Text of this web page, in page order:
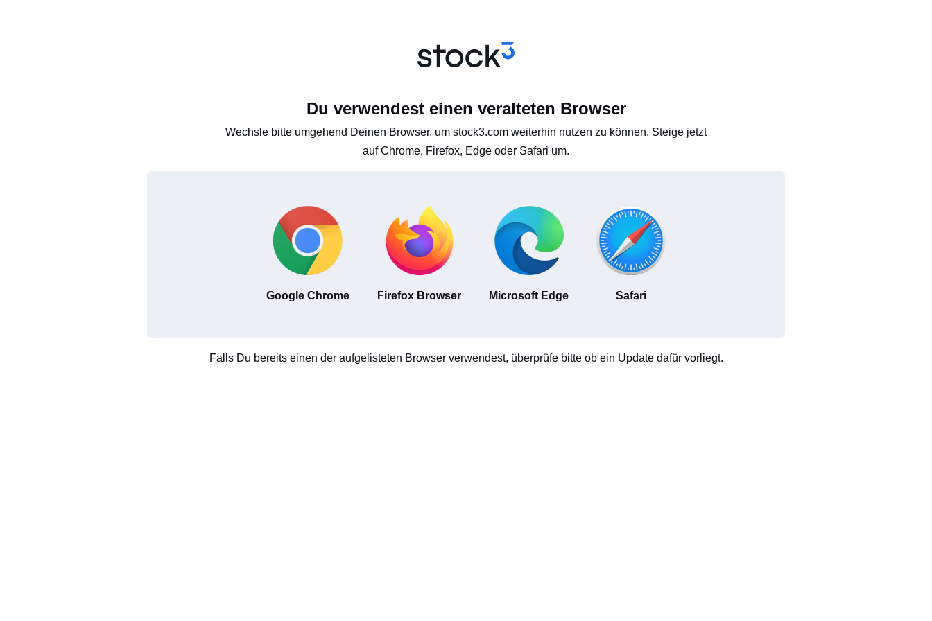
Du verwendest einen veralteten Browser
Wechsle bitte umgehend Deinen Browser, um stock3.com weiterhin nutzen zu können. Steige jetzt
auf Chrome, Firefox, Edge oder Safari um.
Google Chrome Firefox Browser Microsoft Edge Safari
Falls Du bereits einen der aufgelisteten Browser verwendest, überprüfe bitte ob ein Update dafür vorliegt.